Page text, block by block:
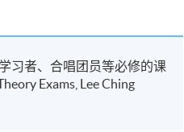
习者、合唱团员等必修的课
Exams, Lee Ching